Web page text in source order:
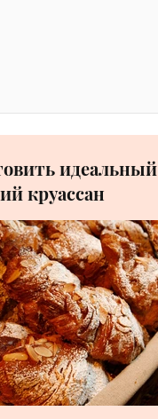
идеальный
круассан